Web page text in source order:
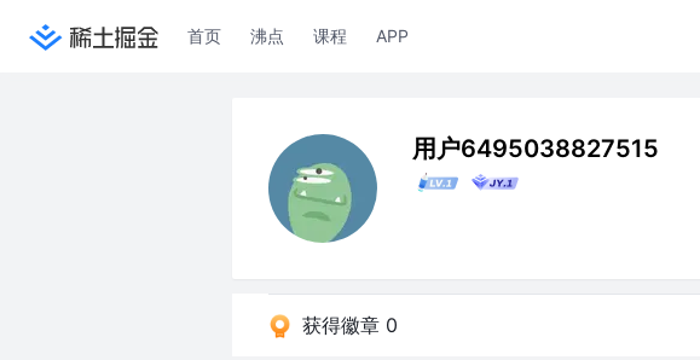
首页 沸点 课程 APP
用户6495038827515
获得徽章 0